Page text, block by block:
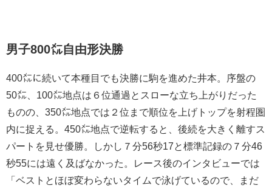
男子800㍍自由形決勝
400㍍に続いて本種目でも決勝に駒を進めた井本。序盤の
50㍍、100㍍地点は６位通過とスローな立ち上がりだった
ものの、350㍍地点では２位まで順位を上げトップを射程圏
内に捉える。450㍍地点で逆転すると、後続を大きく離すス
パートを見せ優勝。しかし７分56秒17と標準記録の７分46
秒55には遠く及ばなかった。レース後のインタビューでは
「ベストとほぼ変わらないタイムで泳げているので、まだ